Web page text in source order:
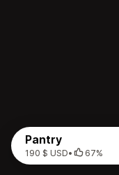
Pantry
190 $ USD• 67%